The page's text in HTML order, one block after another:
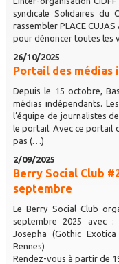
syndicale Solidaires du
rassembler PLACE CUJAS
pour dénoncer toutes les
26/10/2025
Portail des médias
Depuis le 15 octobre,
médias indépendants.
l’équipe de journalistes
le portail. Avec ce portail
pas (…)
2/09/2025
Berry Social Club
septembre
Le Berry Social Club
septembre 2025 avec
Josepha (Gothic
Rennes)
Rendez-vous à partir de